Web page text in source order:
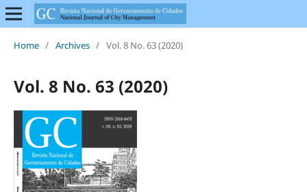
Home / Archives / Vol. 8 No. 63 (2020)
Vol. 8 No. 63 (2020)